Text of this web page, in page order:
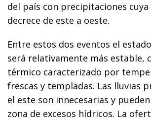
del país con precipitaciones
decrece de este a oeste.
Entre estos dos eventos el
será relativamente más estable,
térmico caracterizado por
frescas y templadas. Las lluvias
el este son innecesarias y
zona de excesos hídricos. La